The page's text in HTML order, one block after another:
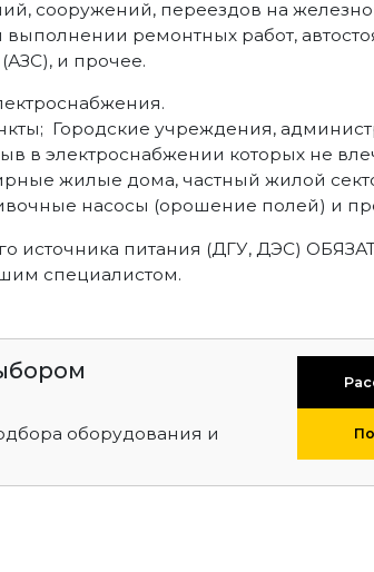
сооружений, переездов на
ремонтных работ,
и прочее.
Городские учреждения,
в электроснабжении которых не
жилые дома, частный жилой
насосы (орошение полей) и
источника питания (ДГУ, ДЭС)
специалистом.
оборудования и